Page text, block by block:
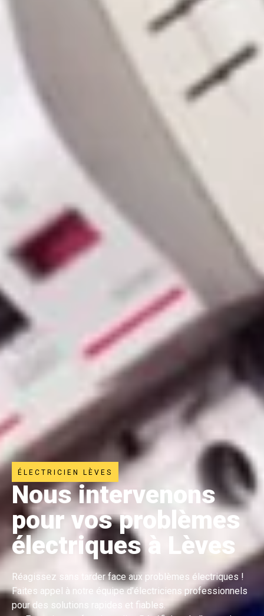
ÉLECTRICIEN LÈVES
Nous intervenons
pour vos problèmes
électriques à Lèves
Réagissez sans tarder face aux problèmes électriques !
Faites appel à notre équipe d’électriciens professionnels
pour des solutions rapides et fiables.